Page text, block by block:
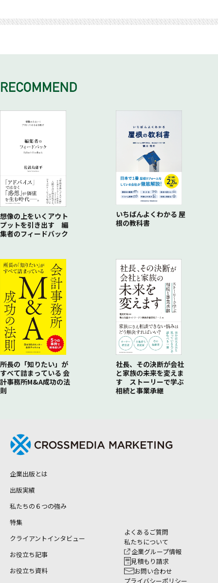
苦境を成長のチャンスに変えられた理由
「目標達成率100％」にコミットする
専門人材の活躍
データをつなぐ技術
マクビープラネットの現場 3つのケーススタディ
バブル崩壊とインターネット広告の萌芽
インターネット広告の大革命
「ポストクッキー」時代のインターネット広告
インターネット広告が示唆する新たな潮流
経済環境の変化と、広告市場の未来
総合広告代理店を超えていく
成果報酬型広告市場のアップデート
すべてのマーケティングを成果報酬に
想像の上をいくアウト
プットを引き出す 編
集者のフィードバック
いちばんよくわかる 屋
根の教科書
所長の「知りたい」が
すべて詰まっている 会
計事務所M&A成功の法
則
社長、その決断が会社
と家族の未来を変えま
す ストーリーで学ぶ
相続と事業承継
企業出版とは
出版実績
私たちの６つの強み
特集
クライアントインタビュー
お役立ち記事
お役立ち資料
よくあるご質問
私たちについて
企業グループ情報
見積もり請求
お問い合わせ
プライバシーポリシー